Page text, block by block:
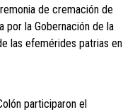
de cremación de
por la Gobernación de la
las efemérides patrias en
participaron el